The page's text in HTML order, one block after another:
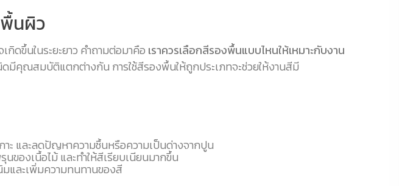
พื้นผิว
ดขึ้นในระยะยาว คำถามต่อมาคือ เราควรเลือกสีรองพื้นแบบไหนให้เหมาะกับงาน
ดมีคุณสมบัติแตกต่างกัน การใช้สีรองพื้นให้ถูกประเภทจะช่วยให้งานสีมี
ะ และลดปัญหาความชื้นหรือความเป็นด่างจากปูน
ของเนื้อไม้ และทำให้สีเรียบเนียนมากขึ้น
และเพิ่มความทนทานของสี